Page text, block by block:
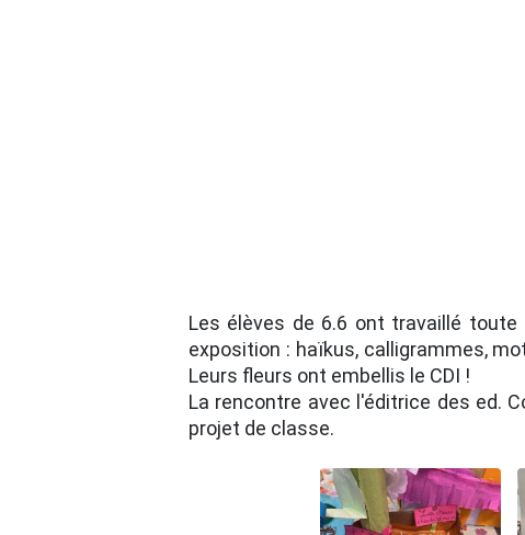
Les élèves de 6.6 ont travaillé
exposition : haïkus, calligrammes,
Leurs fleurs ont embellis le CDI !
La rencontre avec l'éditrice des ed.
projet de classe.